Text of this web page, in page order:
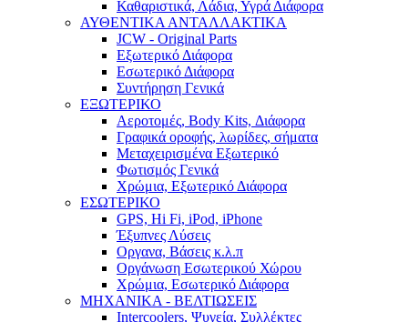
Καθαριστικά, Λάδια, Υγρά Διάφορα
ΑΥΘΕΝΤΙΚΑ ΑΝΤΑΛΛΑΚΤΙΚΑ
JCW - Original Parts
Εξωτερικό Διάφορα
Εσωτερικό Διάφορα
Συντήρηση Γενικά
ΕΞΩΤΕΡΙΚΟ
Αεροτομές, Body Kits, Διάφορα
Γραφικά οροφής, λωρίδες, σήματα
Μεταχειρισμένα Εξωτερικό
Φωτισμός Γενικά
Χρώμια, Εξωτερικό Διάφορα
ΕΣΩΤΕΡΙΚΟ
GPS, Hi Fi, iPod, iPhone
Έξυπνες Λύσεις
Οργανα, Βάσεις κ.λ.π
Οργάνωση Εσωτερικού Χώρου
Χρώμια, Εσωτερικό Διάφορα
ΜΗΧΑΝΙΚΑ - ΒΕΛΤΙΩΣΕΙΣ
Intercoolers, Ψυγεία, Συλλέκτες